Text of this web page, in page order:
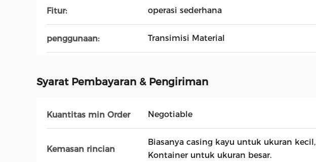
Fitur: operasi sederhana
penggunaan: Transimisi Material
Syarat Pembayaran & Pengiriman
Kuantitas min Order Negotiable
Kemasan rincian
Biasanya casing kayu untuk ukuran kecil,
Kontainer untuk ukuran besar.